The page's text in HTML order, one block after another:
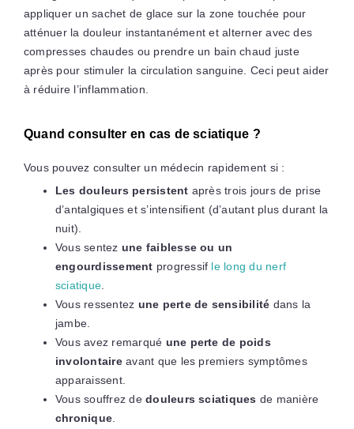
appliquer un sachet de glace sur la zone touchée pour
atténuer la douleur instantanément et alterner avec des
compresses chaudes ou prendre un bain chaud juste
après pour stimuler la circulation sanguine. Ceci peut aider
à réduire l’inflammation.
Quand consulter en cas de sciatique ?
Vous pouvez consulter un médecin rapidement si :
Les douleurs persistent après trois jours de prise
d’antalgiques et s’intensifient (d’autant plus durant la
nuit).
Vous sentez une faiblesse ou un
engourdissement progressif le long du nerf
sciatique
Vous ressentez une perte de sensibilité dans la
jambe.
Vous avez remarqué une perte de poids
involontaireavant que les premiers symptômes
apparaissent.
Vous souffrez dedouleurs sciatiques de manière
chronique